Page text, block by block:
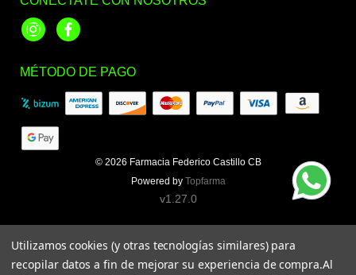
InstagramFacebook
MÉTODO DE PAGO
© 2026 Farmacia Federico Castillo CB
Powered by Topfarma
v1.27.0
Utilizamos cookies (y otras tecnologías similares) para
recopilar datos a fin de mejorar su experiencia de compra.Al